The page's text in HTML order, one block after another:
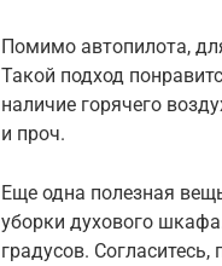
Помимо автопилота,
Такой подход
наличие горячего
и проч.
Еще одна полезная
уборки духового
градусов.